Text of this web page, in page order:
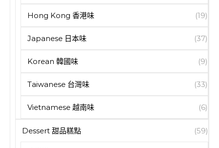
Hong Kong 香港味 (19)
Japanese 日本味 (37)
Korean 韓國味 (9)
Taiwanese 台灣味 (33)
Vietnamese 越南味 (6)
Dessert 甜品糕點 (59)